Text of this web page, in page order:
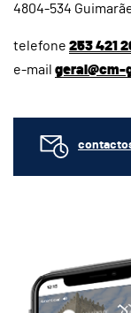
4804-534
telefone 253 421
e-mail geral@cm-